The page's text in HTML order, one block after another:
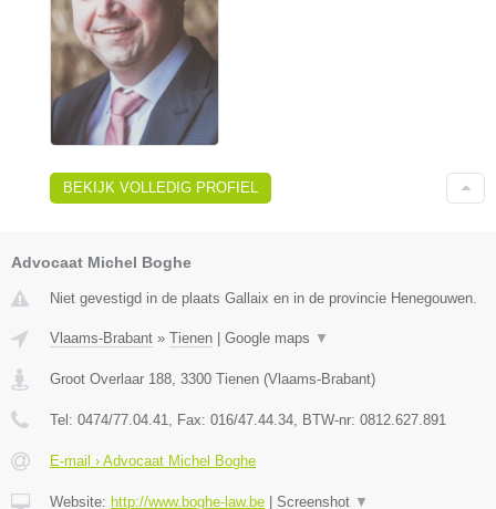
BEKIJK VOLLEDIG PROFIEL
Advocaat Michel Boghe
Niet gevestigd in de plaats Gallaix en in de provincie Henegouwen.
Vlaams-Brabant » Tienen Google maps ▼
Groot Overlaar 188 3300 Tienen (Vlaams-Brabant)
Tel: 0474/77.04.41 , Fax: 016/47.44.34 , BTW-nr: ​0812.627.891
E-mail › Advocaat Michel Boghe
Website: http://www.boghe-law.be Screenshot ▼